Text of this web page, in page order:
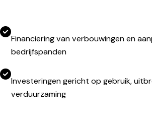
Financiering van verbouwingen en
bedrijfspanden
Investeringen gericht op gebruik,
verduurzaming